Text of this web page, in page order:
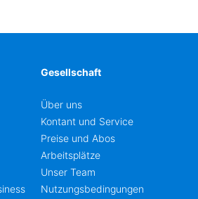
Gesellschaft
Über uns
Kontant und Service
Preise und Abos
Arbeitsplätze
Unser Team
Nutzungsbedingungen